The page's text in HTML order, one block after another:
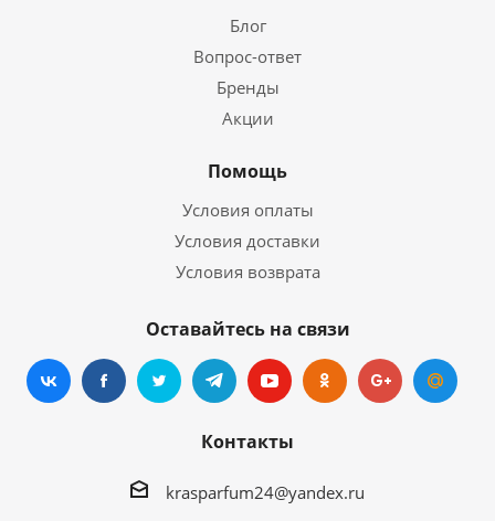
Блог
Вопрос-ответ
Бренды
Акции
Помощь
Условия оплаты
Условия доставки
Условия возврата
Оставайтесь на связи
Контакты
krasparfum24@yandex.ru